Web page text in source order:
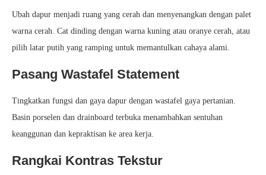
Ubah dapur menjadi ruang yang cerah dan menyenangkan dengan palet
warna cerah. Cat dinding dengan warna kuning atau oranye cerah, atau
pilih latar putih yang ramping untuk memantulkan cahaya alami.
Pasang Wastafel Statement
Tingkatkan fungsi dan gaya dapur dengan wastafel gaya pertanian.
Basin porselen dan drainboard terbuka menambahkan sentuhan
keanggunan dan kepraktisan ke area kerja.
Rangkai Kontras Tekstur